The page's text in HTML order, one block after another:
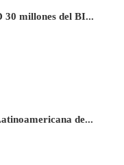
30 millones del BI...
de...